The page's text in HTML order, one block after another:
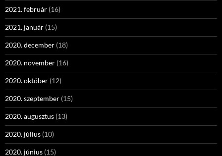
2021. február (16)
2021. január (15)
2020. december (18)
2020. november (16)
2020. október (12)
2020. szeptember (15)
2020. augusztus (13)
2020. július (10)
2020. június (15)